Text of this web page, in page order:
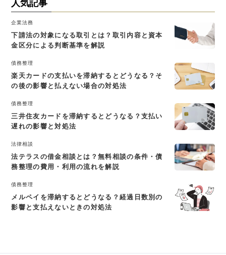
人気記事
企業法務
下請法の対象になる取引とは？取引内容と資本
金区分による判断基準を解説
債務整理
楽天カードの支払いを滞納するとどうなる？そ
の後の影響と払えない場合の対処法
債務整理
三井住友カードを滞納するとどうなる？支払い
遅れの影響と対処法
法律相談
法テラスの借金相談とは？無料相談の条件・債
務整理の費用・利用の流れを解説
債務整理
メルペイを滞納するとどうなる？経過日数別の
影響と支払えないときの対処法